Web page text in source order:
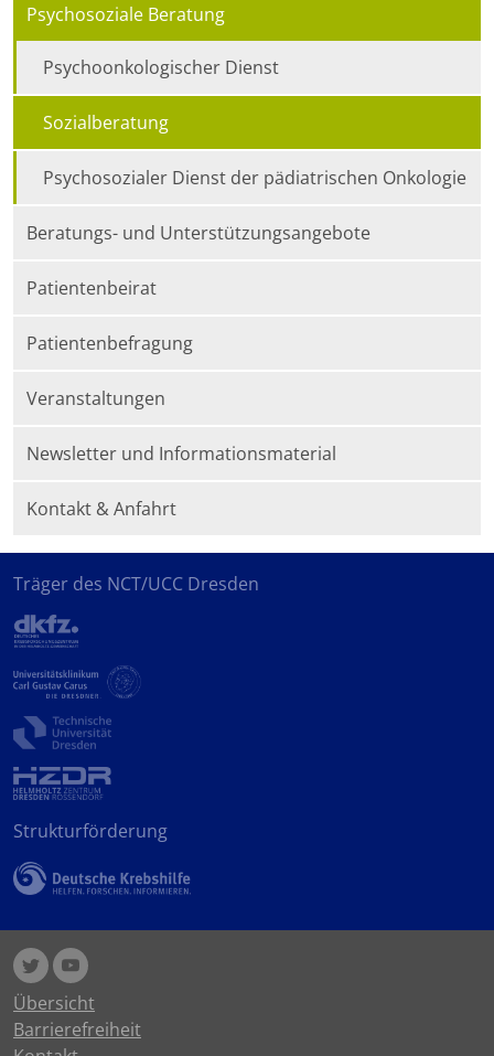
Psychosoziale Beratung
Psychoonkologischer Dienst
Sozialberatung
Psychosozialer Dienst der pädiatrischen Onkologie
Beratungs- und Unterstützungsangebote
Patientenbeirat
Patientenbefragung
Veranstaltungen
Newsletter und Informationsmaterial
Kontakt & Anfahrt
Träger des NCT/UCC Dresden
Strukturförderung
Übersicht
Barrierefreiheit